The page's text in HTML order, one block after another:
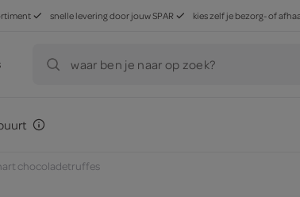
snelle levering door jouw SPAR kies zelf je bezorg- of
waar ben je naar op zoek?
chocoladetruffes